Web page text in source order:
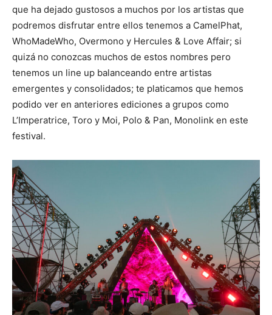
que ha dejado gustosos a muchos por los artistas que
podremos disfrutar entre ellos tenemos a CamelPhat,
WhoMadeWho, Overmono y Hercules & Love Affair; si
quizá no conozcas muchos de estos nombres pero
tenemos un line up balanceando entre artistas
emergentes y consolidados; te platicamos que hemos
podido ver en anteriores ediciones a grupos como
L’Imperatrice, Toro y Moi, Polo & Pan, Monolink en este
festival.